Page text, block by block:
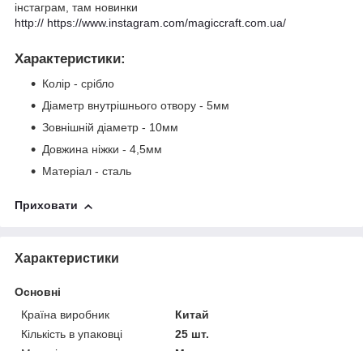
інстаграм, там новинки
http:// https://www.instagram.com/magiccraft.com.ua/
Характеристики:
Колір - срібло
Діаметр внутрішнього отвору - 5мм
Зовнішній діаметр - 10мм
Довжина ніжки - 4,5мм
Матеріал - сталь
Приховати
Характеристики
Основні
Країна виробник
Китай
Кількість в упаковці
25 шт.